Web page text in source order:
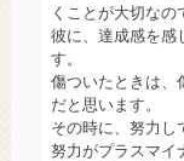
くことが大切なの
彼に、達成感を感
す。
傷ついたときは、
だと思います。
その時に、努力し
努力がプラスマイ